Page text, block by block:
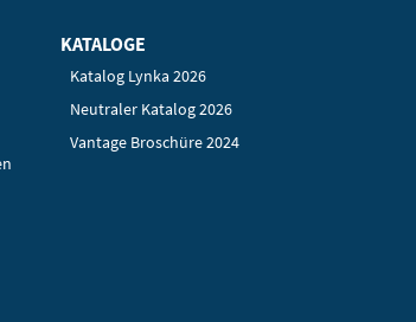
KATALOGE
Katalog Lynka 2026
Neutraler Katalog 2026
Vantage Broschüre 2024